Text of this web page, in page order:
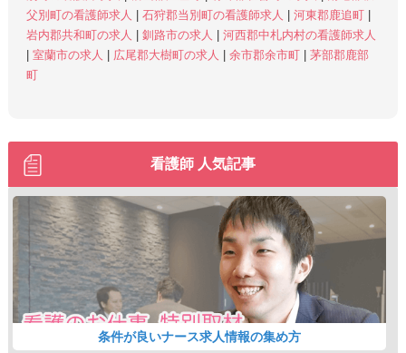
父別町の看護師求人
石狩郡当別町の看護師求人 河東郡鹿追町
岩内郡共和町の求人
釧路市の求人
河西郡中札内村の看護師求人
室蘭市の求人 広尾郡大樹町の求人 余市郡余市町
茅部郡鹿部
町
看護師 人気記事
条件が良いナース求人情報の集め方